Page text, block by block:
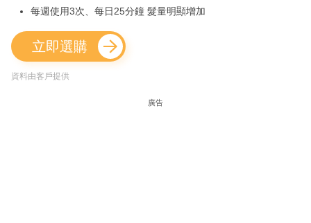
每週使用3次、每日25分鐘 髮量明顯增加
立即選購
資料由客戶提供
廣告